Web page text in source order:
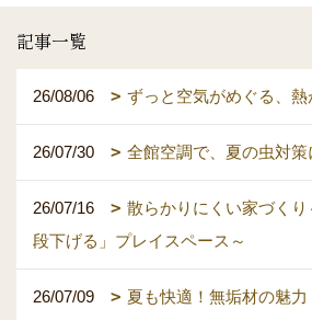
記事一覧
26/08/06 ずっと空気がめぐる、
26/07/30 全館空調で、夏の虫対策
26/07/16
散らかりにくい家づくり
段下げる」プレイスペース～
26/07/09 夏も快適！無垢材の魅力